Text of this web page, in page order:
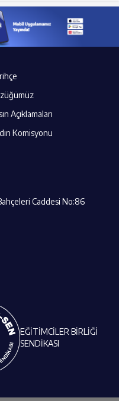
Açıklamaları
Komisyonu
EĞİTİMCİLER BİRLİĞİ
SENDİKASI
Caddesi No:86